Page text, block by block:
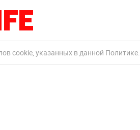
cookie, указанных в данной Политике.